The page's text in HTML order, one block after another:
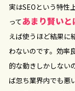
実はSEOという特性
ってあまり賢いと
えば使うほど結果に
わないのです。効率
的な動きしかしない
ば忽ち業界内でも悪